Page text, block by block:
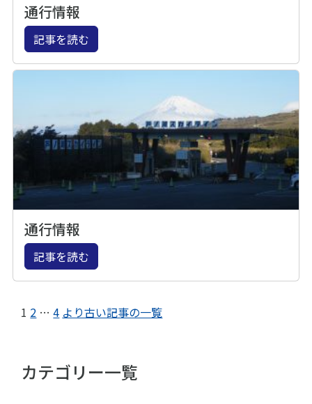
通行情報
記事を読む
通行情報
記事を読む
1 2 … 4 より古い記事の一覧
カテゴリー一覧